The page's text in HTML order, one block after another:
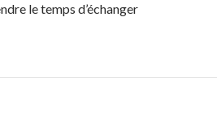
le temps d’échanger